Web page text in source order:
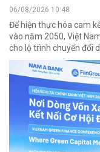
06/08/2026 10:48
Để hiện thực hóa cam
vào năm 2050, Việt
cho lộ trình chuyển đổi